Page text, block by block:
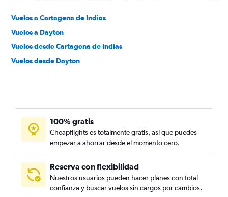
Vuelos a Cartagena de Indias
Vuelos a Dayton
Vuelos desde Cartagena de Indias
Vuelos desde Dayton
100% gratis
Cheapflights es totalmente gratis, así que puedes
empezar a ahorrar desde el momento cero.
Reserva con flexibilidad
Nuestros usuarios pueden hacer planes con total
confianza y buscar vuelos sin cargos por cambios.